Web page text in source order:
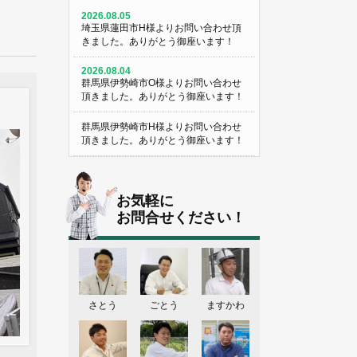
2026.08.05
埼玉県蓮田市H様よりお問い合わせ頂
きました。ありがとう御座います！
2026.08.04
群馬県伊勢崎市O様よりお問い合わせ
頂きました。ありがとう御座います！
群馬県伊勢崎市H様よりお問い合わせ
頂きました。ありがとう御座います！
埼玉県熊谷市M様よりお問い合わせ頂
きました。ありがとう御座います！
埼玉県熊谷市S様よりお問い合わせ頂
きました。ありがとう御座います！
群馬県伊勢崎市K様よりお問い合わせ
頂きました。ありがとう御座います！
東京都葛飾区N様よりお問い合わせ頂
2026.08.03
お気軽に
お問合せください！
さとう ごとう ますかわ